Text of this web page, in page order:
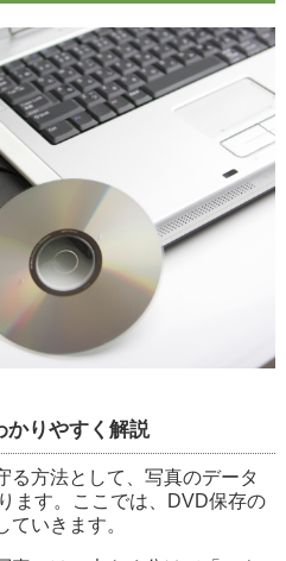
かりやすく解説
る方法として、写真のデータ
ます。ここでは、DVD保存の
いきます。